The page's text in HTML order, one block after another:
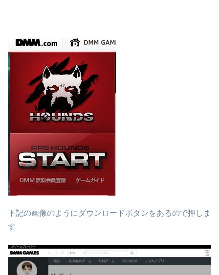
下記の画像のようにダウンロードボタンをあるので押しま
す